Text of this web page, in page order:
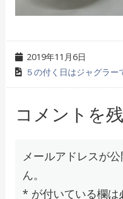
2019年11月6日
５の付く日はジャグラー
コメントを
メールアドレスが
ん。
* が付いている欄は